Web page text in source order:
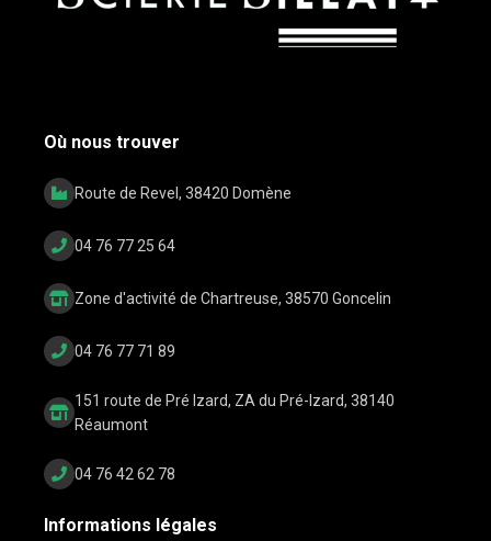
Où nous trouver
Route de Revel, 38420 Domène
04 76 77 25 64
Zone d'activité de Chartreuse, 38570 Goncelin
04 76 77 71 89
151 route de Pré Izard, ZA du Pré-Izard, 38140
Réaumont
04 76 42 62 78
Informations légales